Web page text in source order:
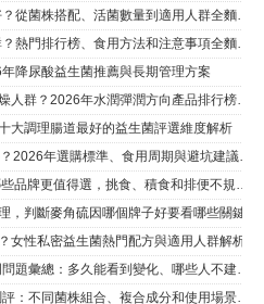
2026年抗過敏益生菌哪個牌子好？從菌株搭配、活菌數量到適用人群全麵分析
2026年睡眠益生菌適合哪些人群？熱門排行榜、食用方法和注意事項全麵說明指南
降尿酸益生菌推薦與長期管理方案
膠原蛋白肽哪個牌子適合皮膚幹燥人群？2026年水潤彈潤方向產品排行榜與成分解析
大調理腸道最好的益生菌評選維度解析
60歲以上老人益生菌效果好不好？2026年選購標準、食用周期與避坑建議解析
兒童益生菌推薦指南:排行榜中哪些品牌更值得選，挑食、積食和排便不規律怎麼挑
女性私密益生菌熱門配方與適用人群解析
全球公認最好的美白丸2026熱門問題彙總：多久能看到變化、哪些人不建議盲目服用
2026年女性益生菌排行榜深度測評：不同菌株組合、複合成分和使用場景全麵對比